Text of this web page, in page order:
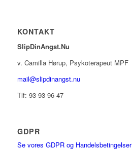
KONTAKT
SlipDinAngst.Nu
v. Camilla Hørup, Psykoterapeut MPF
mail@slipdinangst.nu
Tlf: 93 93 96 47
GDPR
Se vores GDPR og Handelsbetingelser